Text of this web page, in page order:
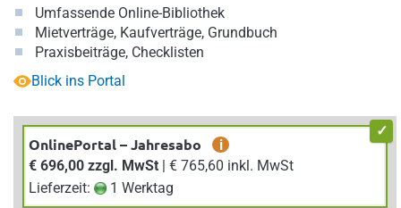
Umfassende Online-Bibliothek
Mietverträge, Kaufverträge, Grundbuch
Praxisbeiträge, Checklisten
Blick ins Portal
OnlinePortal – Jahresabo
i
€ 696,00 zzgl. MwSt
| € 765,60 inkl. MwSt
Lieferzeit:
1 Werktag